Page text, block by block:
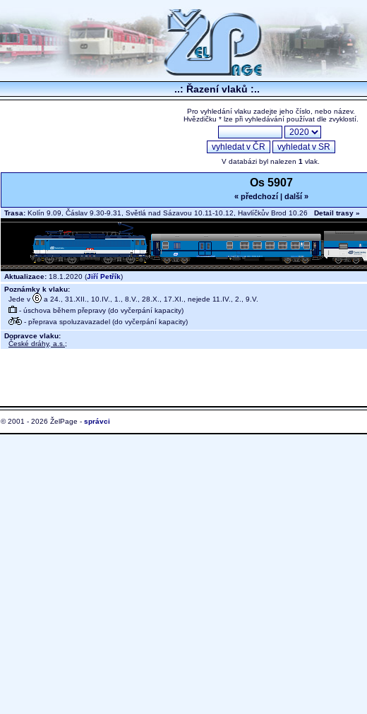
..: Řazení vlaků :..
Pro vyhledání vlaku zadejte jeho číslo, nebo název.
Hvězdičku * lze při vyhledávání používat dle zvyklostí.
V databázi byl nalezen 1 vlak.
Os 5907
« předchozí| další »
Trasa: Kolín 9.09, Čáslav 9.30-9.31, Světlá nad Sázavou 10.11-10.12, Havlíčkův Brod 10.26 Detail trasy »
Aktualizace: 18.1.2020 (Jiří Petřík)
Poznámky k vlaku:
Jede v
a 24., 31.XII., 10.IV., 1., 8.V., 28.X., 17.XI., nejede 11.IV., 2., 9.V.
- úschova během přepravy (do vyčerpání kapacity)
- přeprava spoluzavazadel (do vyčerpání kapacity)
Dopravce vlaku:
České dráhy, a.s. ;
© 2001 - 2026 ŽelPage - správci